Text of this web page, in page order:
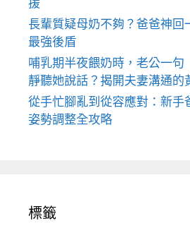
長輩質疑母奶不夠？爸爸神回
最強後盾
哺乳期半夜餵奶時，老公一句
靜聽她說話？揭開夫妻溝通的
從手忙腳亂到從容應對：新手
姿勢調整全攻略
標籤